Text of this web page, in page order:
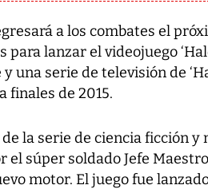
a los combates el
para lanzar el videojuego
y una serie de televisión de
finales de 2015.
la serie de ciencia ficción y
el súper soldado Jefe
motor. El juego fue